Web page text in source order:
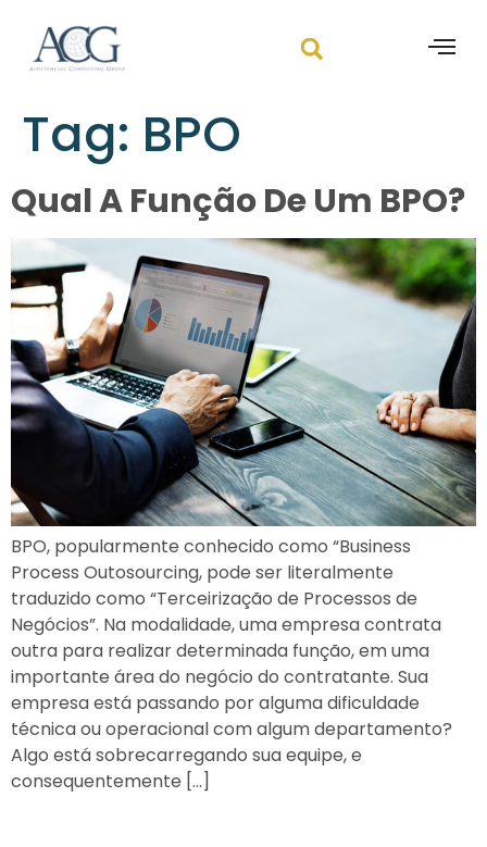
Tag: BPO
Qual A Função De Um BPO?
BPO, popularmente conhecido como “Business
Process Outosourcing, pode ser literalmente
traduzido como “Terceirização de Processos de
Negócios”. Na modalidade, uma empresa contrata
outra para realizar determinada função, em uma
importante área do negócio do contratante. Sua
empresa está passando por alguma dificuldade
técnica ou operacional com algum departamento?
Algo está sobrecarregando sua equipe, e
consequentemente […]